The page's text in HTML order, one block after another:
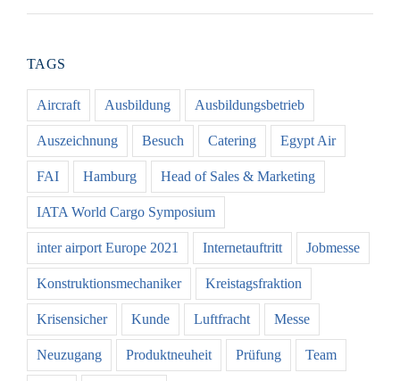
TAGS
Aircraft Ausbildung Ausbildungsbetrieb
Auszeichnung Besuch Catering Egypt Air
FAI Hamburg Head of Sales & Marketing
IATA World Cargo Symposium
inter airport Europe 2021 Internetauftritt Jobmesse
Konstruktionsmechaniker Kreistagsfraktion
Krisensicher Kunde Luftfracht Messe
Neuzugang Produktneuheit Prüfung Team